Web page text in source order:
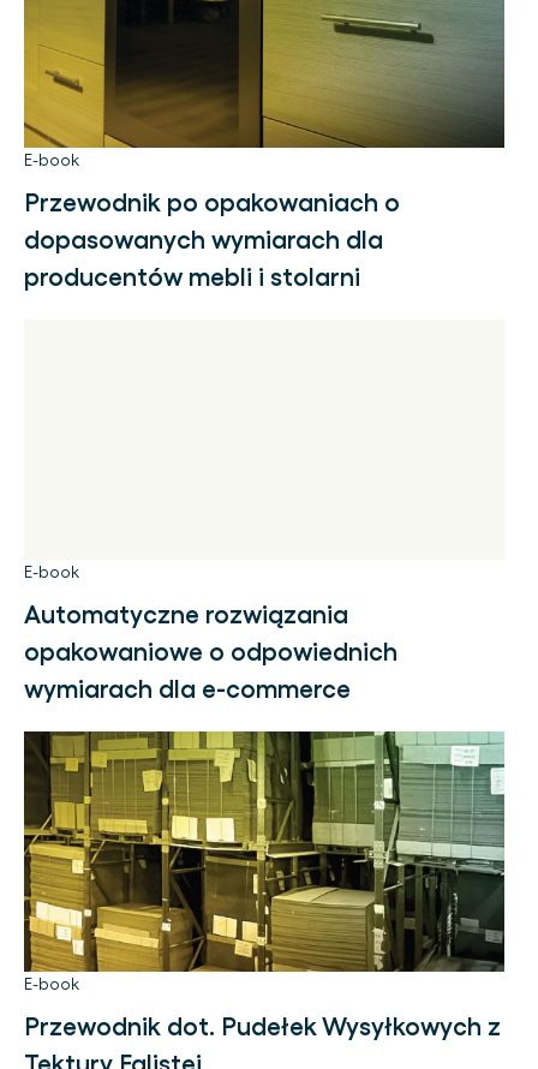
E-book
Przewodnik po opakowaniach o
dopasowanych wymiarach dla
producentów mebli i stolarni
E-book
Automatyczne rozwiązania
opakowaniowe o odpowiednich
wymiarach dla e-commerce
E-book
Przewodnik dot. Pudełek Wysyłkowych z